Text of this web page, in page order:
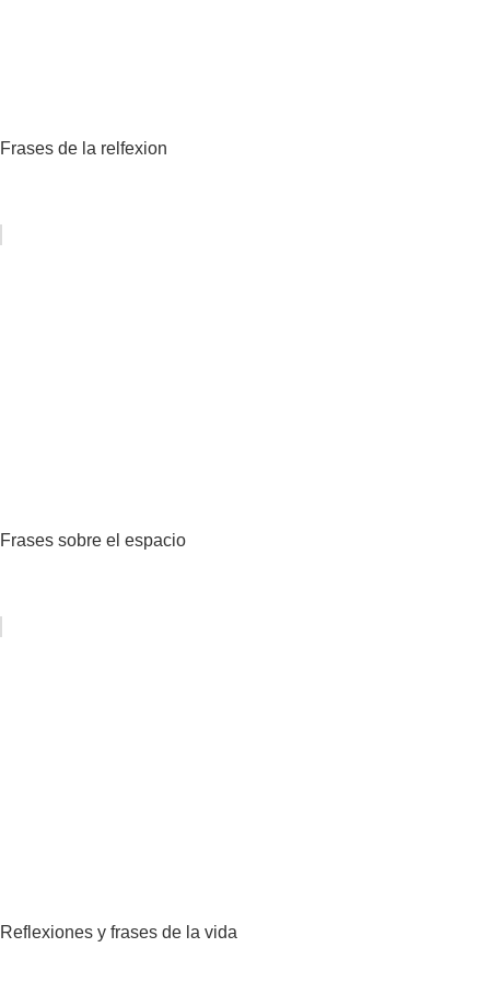
Frases de la relfexion
Frases sobre el espacio
Reflexiones y frases de la vida